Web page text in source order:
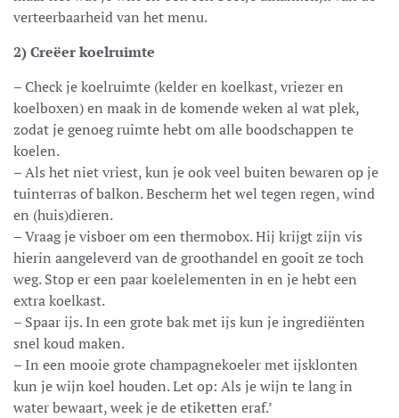
verteerbaarheid van het menu.
2) Creëer koelruimte
– Check je koelruimte (kelder en koelkast, vriezer en
koelboxen) en maak in de komende weken al wat plek,
zodat je genoeg ruimte hebt om alle boodschappen te
koelen.
– Als het niet vriest, kun je ook veel buiten bewaren op je
tuinterras of balkon. Bescherm het wel tegen regen, wind
en (huis)dieren.
– Vraag je visboer om een thermobox. Hij krijgt zijn vis
hierin aangeleverd van de groothandel en gooit ze toch
weg. Stop er een paar koelelementen in en je hebt een
extra koelkast.
– Spaar ijs. In een grote bak met ijs kun je ingrediënten
snel koud maken.
– In een mooie grote champagnekoeler met ijsklonten
kun je wijn koel houden. Let op: Als je wijn te lang in
water bewaart, week je de etiketten eraf.’